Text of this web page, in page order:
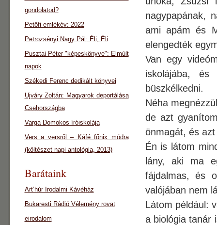
nagypapának,
ami apám és
elengedték
Van egy
iskolájába,
büszkélkedni.
Néha
de azt
önmagát, és azt
Én is látom
lány, aki ma
fájdalmas, és
valójában nem
Látom például:
a biológia tanár
gondolatod?
Petőfi-emlékév: 2022
Petrozsényi Nagy Pál: Éli, Éli
Pusztai Péter "képeskönyve": Elmúlt
napok
Székedi Ferenc dedikált könyvei
Ujváry Zoltán: Magyarok deportálása
Csehországba
Varga Domokos íróiskolája
Vers a versről – Káfé főnix módra
(költészet napi antológia, 2013)
Barátaink
Art’húr Irodalmi Kávéház
Bukaresti Rádió Vélemény rovat
eirodalom